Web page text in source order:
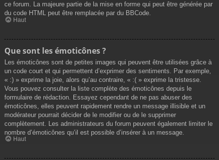
ce forum. La majeure partie de la mise en forme qui peut être générée par
du code HTML peut être remplacée par du BBCode.
Haut
Que sont les émoticônes ?
Les émoticônes sont de petites images qui peuvent être utilisées grâce à
un code court et qui permettent d’exprimer des sentiments. Par exemple,
« :) » exprime la joie, alors qu’au contraire, « :( » exprime la tristesse.
Vous pouvez consulter la liste complète des émoticônes depuis le
formulaire de rédaction. Essayez cependant de ne pas abuser des
émoticônes, elles peuvent rapidement rendre un message illisible et un
modérateur pourrait décider de le modifier ou de le supprimer
complètement. Les administrateurs du forum peuvent également limiter le
nombre d’émoticônes qu’il est possible d’insérer à un message.
Haut